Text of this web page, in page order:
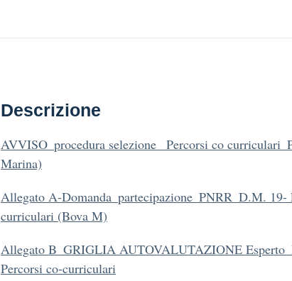
Descrizione
AVVISO_procedura selezione_ Percorsi co
Marina)
Allegato A-Domanda_partecipazione_PNRR_D.M. 19-
curriculari (Bova M)
Allegato B_GRIGLIA AUTOVALUTAZIONE
Percorsi co-curriculari